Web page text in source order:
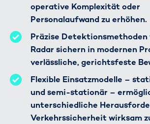
operative Komplexität oder
Personalaufwand zu erhöhen.
Präzise Detektionsmethoden
Radar sichern in modernen
verlässliche, gerichtsfeste
Flexible Einsatzmodelle –
und semi-stationär –
unterschiedliche
Verkehrssicherheit wirksam